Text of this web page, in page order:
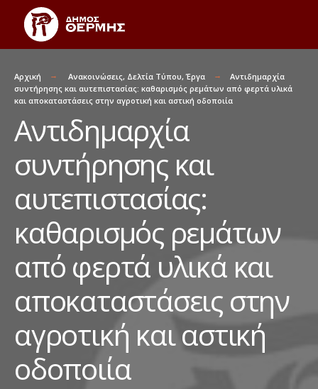
Αρχική Ανακοινώσεις, Δελτία Τύπου,Έργα
Αντιδημαρχία
συντήρησης και αυτεπιστασίας: καθαρισμός ρεμάτων από φερτά υλικά
και αποκαταστάσεις στην αγροτική και αστική οδοποιία
Αντιδημαρχία
συντήρησης και
αυτεπιστασίας:
καθαρισμός ρεμάτων
από φερτά υλικά και
αποκαταστάσεις στην
αγροτική και αστική
οδοποιία